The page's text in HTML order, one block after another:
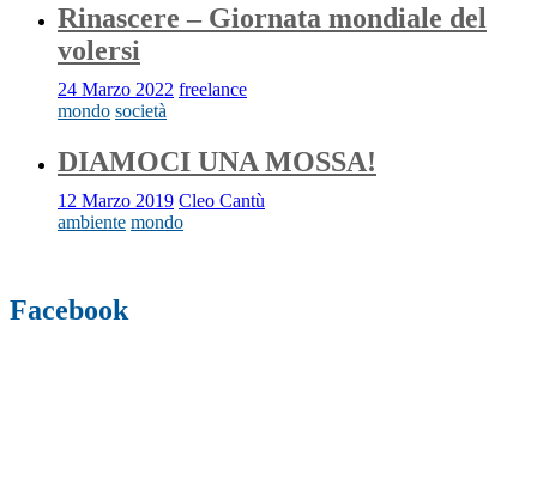
Rinascere – Giornata mondiale del
volersi
24 Marzo 2022 freelance
mondo società
DIAMOCI UNA MOSSA!
12 Marzo 2019 Cleo Cantù
ambiente mondo
Facebook